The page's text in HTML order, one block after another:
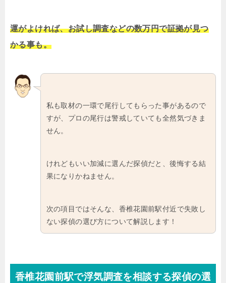
運がよければ、お試し調査などの数万円で証拠が見つ
かる事も。
私も取材の一環で尾行してもらった事があるので
すが、プロの尾行は警戒していても全然気づきま
せん。
けれどもいい加減に選んだ探偵だと、後悔する結
果になりかねません。
次の項目ではそんな、香椎花園前駅付近で失敗し
ない探偵の選び方について解説します！
香椎花園前駅で浮気調査を相談する探偵の選